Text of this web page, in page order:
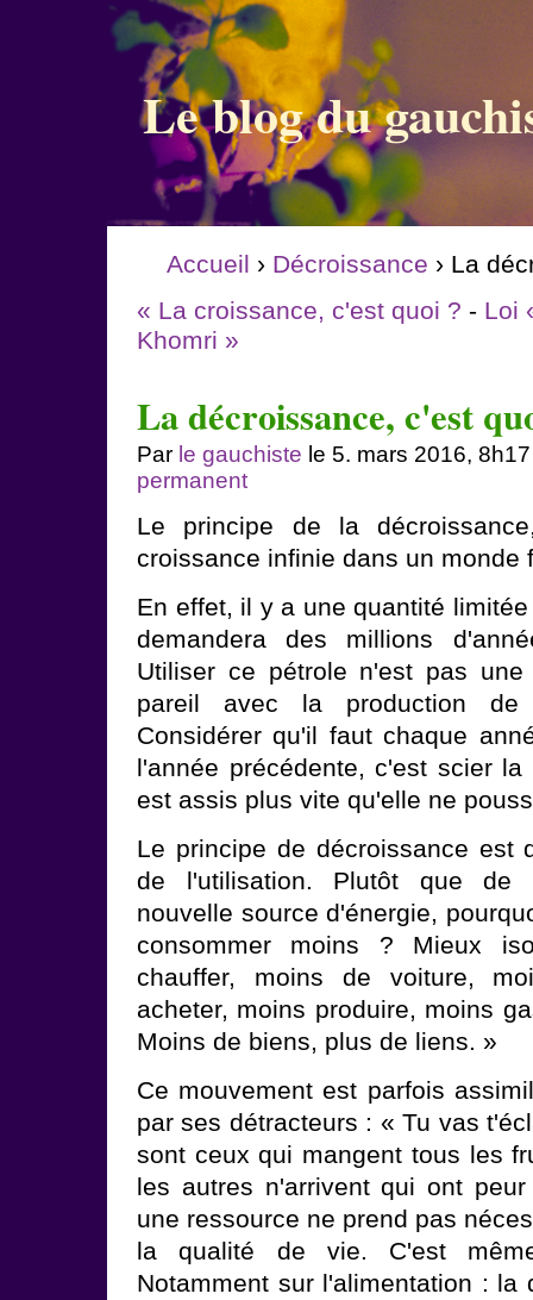
Le blog du
Accueil › Décroissance › La
« La croissance, c'est quoi ? - Loi
Khomri »
La décroissance, c'est
Par le gauchiste le 5. mars 2016,
permanent
Le principe de la
croissance infinie dans un monde
En effet, il y a une quantité
demandera des millions
Utiliser ce pétrole n'est pas une
pareil avec la production de
Considérer qu'il faut chaque
l'année précédente, c'est scier
est assis plus vite qu'elle ne
Le principe de décroissance est
de l'utilisation. Plutôt que de
nouvelle source d'énergie,
consommer moins ? Mieux
chauffer, moins de voiture,
acheter, moins produire, moins
Moins de biens, plus de liens. »
Ce mouvement est parfois
par ses détracteurs : « Tu vas
sont ceux qui mangent tous les
les autres n'arrivent qui ont
une ressource ne prend pas
la qualité de vie. C'est
Notamment sur l'alimentation : la